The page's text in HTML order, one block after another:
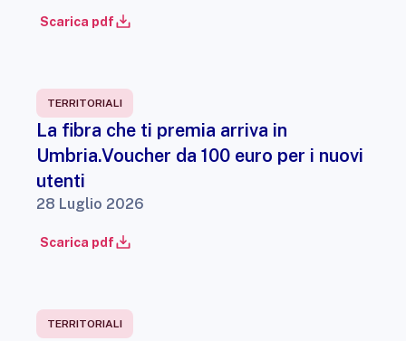
Scarica pdf
TERRITORIALI
La fibra che ti premia arriva in
Umbria.Voucher da 100 euro per i nuovi
utenti
28 Luglio 2026
Scarica pdf
TERRITORIALI